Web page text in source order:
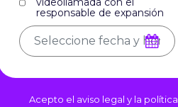
responsable de expansión
Acepto el aviso legal y la política